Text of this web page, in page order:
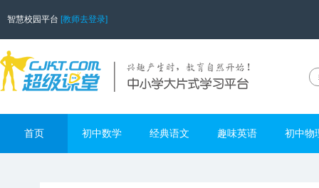
智慧校园平台 [教师去登录]
首页 初中数学 经典语文 趣味英语 初中物